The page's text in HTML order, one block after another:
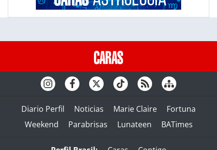
Diario Perfil Noticias Marie Claire
Fortuna
Weekend
Parabrisas Lunateen BATimes